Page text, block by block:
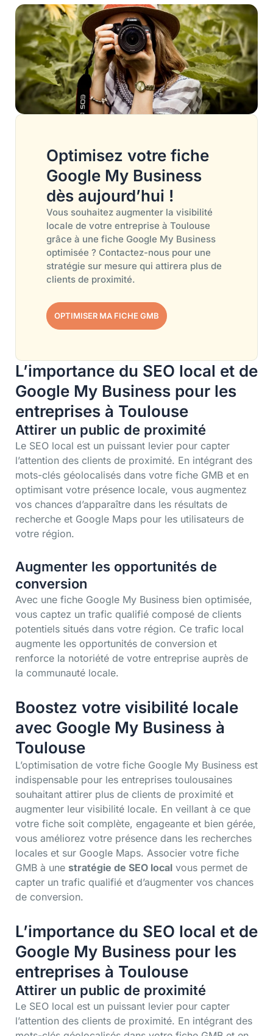
Optimisez votre fiche
Google My Business
dès aujourd’hui !
Vous souhaitez augmenter la visibilité
locale de votre entreprise à Toulouse
grâce à une fiche Google My Business
optimisée ? Contactez-nous pour une
stratégie sur mesure qui attirera plus de
clients de proximité.
OPTIMISER MA FICHE GMB
L’importance du SEO local et de
Google My Business pour les
entreprises à Toulouse
Attirer un public de proximité
Le SEO local est un puissant levier pour capter
l’attention des clients de proximité. En intégrant des
mots-clés géolocalisés dans votre fiche GMB et en
optimisant votre présence locale, vous augmentez
vos chances d’apparaître dans les résultats de
recherche et Google Maps pour les utilisateurs de
votre région.
Augmenter les opportunités de
conversion
Avec une fiche Google My Business bien optimisée,
vous captez un trafic qualifié composé de clients
potentiels situés dans votre région. Ce trafic local
augmente les opportunités de conversion et
renforce la notoriété de votre entreprise auprès de
la communauté locale.
Boostez votre visibilité locale
avec Google My Business à
Toulouse
L’optimisation de votre fiche Google My Business est
indispensable pour les entreprises toulousaines
souhaitant attirer plus de clients de proximité et
augmenter leur visibilité locale. En veillant à ce que
votre fiche soit complète, engageante et bien gérée,
vous améliorez votre présence dans les recherches
locales et sur Google Maps. Associer votre fiche
GMB à une stratégie de SEO local vous permet de
capter un trafic qualifié et d’augmenter vos chances
de conversion.
L’importance du SEO local et de
Google My Business pour les
entreprises à Toulouse
Attirer un public de proximité
Le SEO local est un puissant levier pour capter
l’attention des clients de proximité. En intégrant des